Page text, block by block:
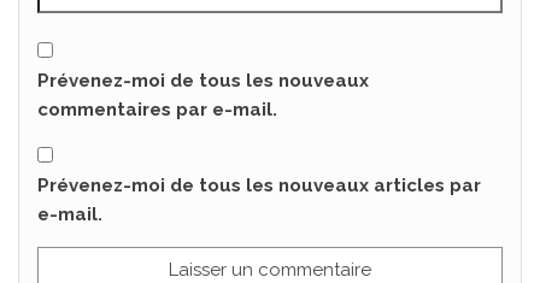
Prévenez-moi de tous les nouveaux
commentaires par e-mail.
Prévenez-moi de tous les nouveaux articles par
e-mail.